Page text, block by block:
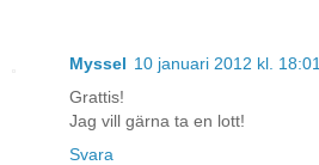
Myssel 10 januari 2012 kl. 18:01
Grattis!
Jag vill gärna ta en lott!
Svara